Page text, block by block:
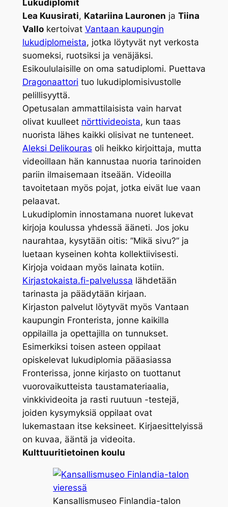
Lukudiplomit
Lea Kuusirati, Katariina Lauronen ja Tiina
Vallokertoivat Vantaan kaupungin
lukudiplomeista, jotka löytyvät nyt verkosta
suomeksi, ruotsiksi ja venäjäksi.
Esikoululaisille on oma satudiplomi. Puettava
Dragonaattori tuo lukudiplomisivustolle
pelillisyyttä.
Opetusalan ammattilaisista vain harvat
olivat kuulleet nörttivideoista, kun taas
nuorista lähes kaikki olisivat ne tunteneet.
Aleksi Delikouras oli heikko kirjoittaja, mutta
videoillaan hän kannustaa nuoria tarinoiden
pariin ilmaisemaan itseään. Videoilla
tavoitetaan myös pojat, jotka eivät lue vaan
pelaavat.
Lukudiplomin innostamana nuoret lukevat
kirjoja koulussa yhdessä ääneti. Jos joku
naurahtaa, kysytään oitis: ”Mikä sivu?” ja
luetaan kyseinen kohta kollektiivisesti.
Kirjoja voidaan myös lainata kotiin.
Kirjastokaista.fi-palvelussa lähdetään
tarinasta ja päädytään kirjaan.
Kirjaston palvelut löytyvät myös Vantaan
kaupungin Fronterista, jonne kaikilla
oppilailla ja opettajilla on tunnukset.
Esimerkiksi toisen asteen oppilaat
opiskelevat lukudiplomia pääasiassa
Fronterissa, jonne kirjasto on tuottanut
vuorovaikutteista taustamateriaalia,
vinkkivideoita ja rasti ruutuun -testejä,
joiden kysymyksiä oppilaat ovat
lukemastaan itse keksineet. Kirjaesittelyissä
on kuvaa, ääntä ja videoita.
Kulttuuritietoinen koulu
Kansallismuseo Finlandia-talon